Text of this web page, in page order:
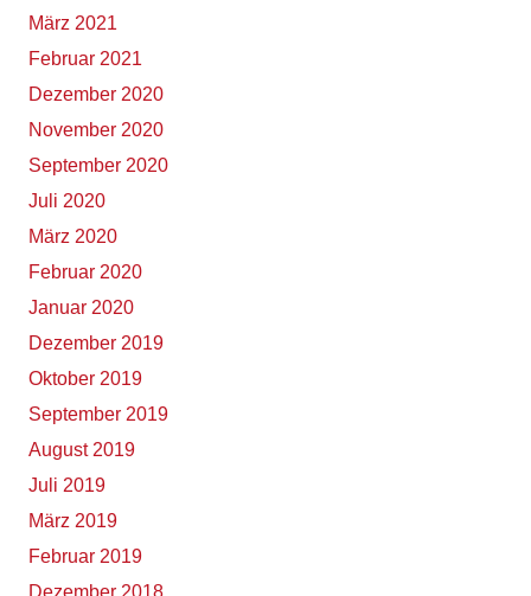
März 2021
Februar 2021
Dezember 2020
November 2020
September 2020
Juli 2020
März 2020
Februar 2020
Januar 2020
Dezember 2019
Oktober 2019
September 2019
August 2019
Juli 2019
März 2019
Februar 2019